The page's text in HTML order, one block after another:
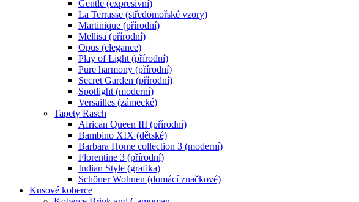
Gentle (expresivní)
La Terrasse (středomořské vzory)
Martinique (přírodní)
Mellisa (přírodní)
Opus (elegance)
Play of Light (přírodní)
Pure harmony (přírodní)
Secret Garden (přírodní)
Spotlight (moderní)
Versailles (zámecké)
Tapety Rasch
African Queen III (přírodní)
Bambino XIX (dětské)
Barbara Home collection 3 (moderní)
Florentine 3 (přírodní)
Indian Style (grafika)
Schöner Wohnen (domácí značkové)
Kusové koberce